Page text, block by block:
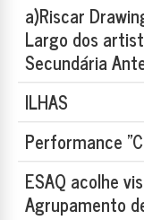
a)Riscar
Largo dos
Secundária
ILHAS
Performance
ESAQ acolhe
Agrupamento